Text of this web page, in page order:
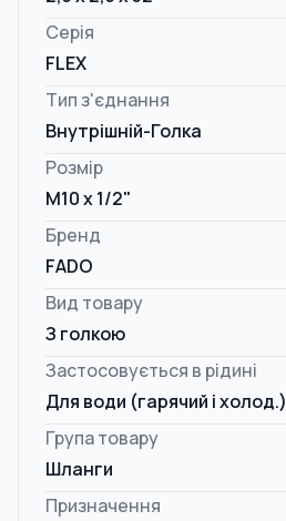
Серія
FLEX
Тип з'єднання
Внутрішній-Голка
Розмір
M10 x 1/2"
Бренд
FADO
Вид товару
З голкою
Застосовується в рідині
Для води (гарячий і холод.)
Група товару
Шланги
Призначення